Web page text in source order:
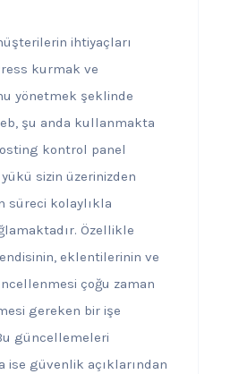
ihtiyaçları
kurmak ve
yönetmek şeklinde
şu anda kullanmakta
kontrol panel
sizin üzerinizden
süreci kolaylıkla
Özellikle
eklentilerinin ve
çoğu zaman
gereken bir işe
güncellemeleri
ise güvenlik açıklarından